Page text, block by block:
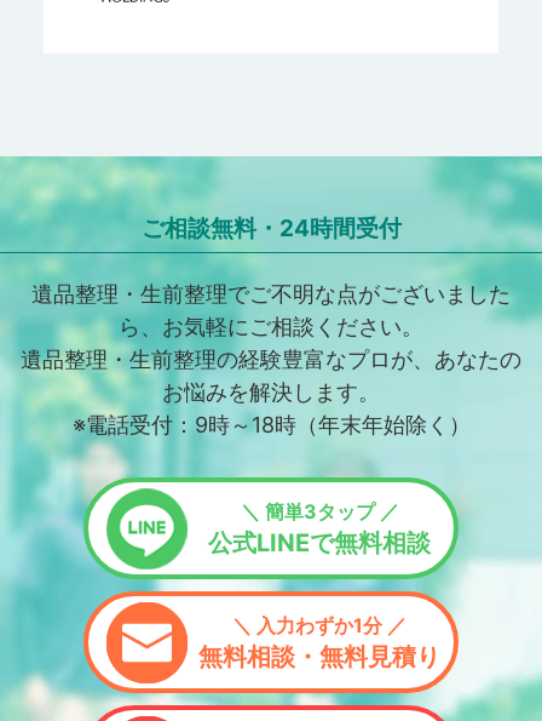
ご相談無料・24時間受付
遺品整理・生前整理でご不明な点がございました
ら、お気軽にご相談ください。
遺品整理・生前整理の経験豊富なプロが、あなたの
お悩みを解決します。
※電話受付：9時～18時（年末年始除く）
＼ 簡単3タップ ／
公式LINEで無料相談
＼ 入力わずか1分 ／
無料相談・無料見積り